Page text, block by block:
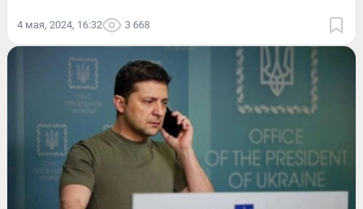
4 мая, 2024, 16:32 3 668